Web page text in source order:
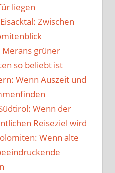
liegen
Zwischen
grüner
so beliebt ist
Wenn Auszeit und
Wenn der
Reiseziel wird
Wenn alte